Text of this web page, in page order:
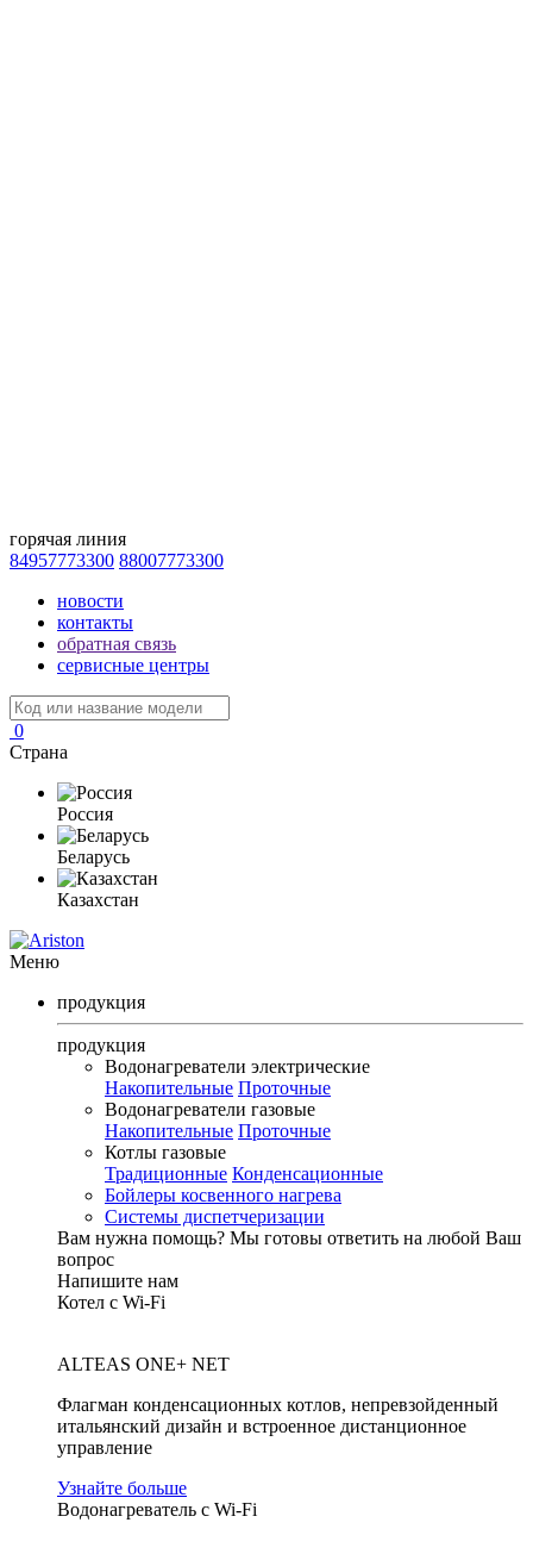
горячая линия
84957773300 88007773300
новости
контакты
обратная связь
сервисные центры
0
Страна
Россия
Беларусь
Казахстан
Меню
продукция
продукция
Водонагреватели электрические
Накопительные Проточные
Водонагреватели газовые
Накопительные Проточные
Котлы газовые
Традиционные Конденсационные
Бойлеры косвенного нагрева
Системы диспетчеризации
Вам нужна помощь? Мы готовы ответить на любой Ваш
вопрос
Напишите нам
Котел с Wi-Fi
ALTEAS ONE+ NET
Флагман конденсационных котлов, непревзойденный
итальянский дизайн и встроенное дистанционное
управление
Узнайте больше
Водонагреватель с Wi-Fi